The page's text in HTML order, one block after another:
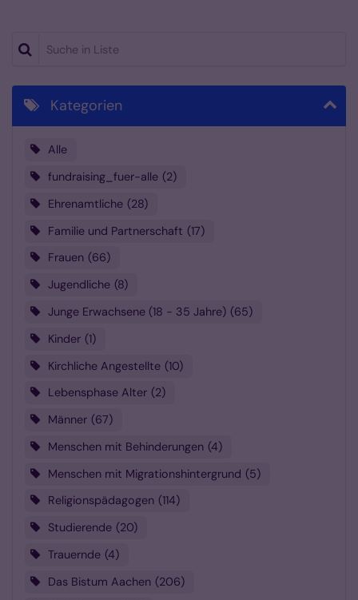
Suche in Liste
Kategorien
Alle
fundraising_fuer-alle 2
Ehrenamtliche 28
Familie und Partnerschaft 17
Frauen
66
Jugendliche 8
Junge Erwachsene (18 - 35 Jahre) 65
Kinder 1
Kirchliche Angestellte 10
Lebensphase Alter 2
Männer 67
Menschen mit Behinderungen 4
Menschen mit Migrationshintergrund 5
Religionspädagogen 114
Studierende 20
Trauernde 4
Das Bistum Aachen 206